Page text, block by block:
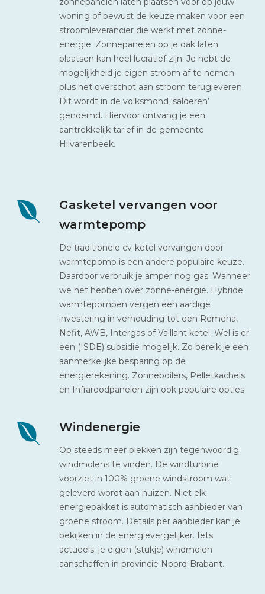
woning of bewust de keuze maken voor een
stroomleverancier die werkt met zonne-
energie. Zonnepanelen op je dak laten
plaatsen kan heel lucratief zijn. Je hebt de
mogelijkheid je eigen stroom af te nemen
plus het overschot aan stroom terugleveren.
Dit wordt in de volksmond ‘salderen’
genoemd. Hiervoor ontvang je een
aantrekkelijk tarief in de gemeente
Hilvarenbeek.
Gasketel vervangen voor
warmtepomp
De traditionele cv-ketel vervangen door
warmtepomp is een andere populaire keuze.
Daardoor verbruik je amper nog gas. Wanneer
we het hebben over zonne-energie. Hybride
warmtepompen vergen een aardige
investering in verhouding tot een Remeha,
Nefit, AWB, Intergas of Vaillant ketel. Wel is er
een (ISDE) subsidie mogelijk. Zo bereik je een
aanmerkelijke besparing op de
energierekening. Zonneboilers, Pelletkachels
en Infraroodpanelen zijn ook populaire opties.
Windenergie
Op steeds meer plekken zijn tegenwoordig
windmolens te vinden. De windturbine
voorziet in 100% groene windstroom wat
geleverd wordt aan huizen. Niet elk
energiepakket is automatisch aanbieder van
groene stroom. Details per aanbieder kan je
bekijken in de energievergelijker. Iets
actueels: je eigen (stukje) windmolen
aanschaffen in provincie Noord-Brabant.